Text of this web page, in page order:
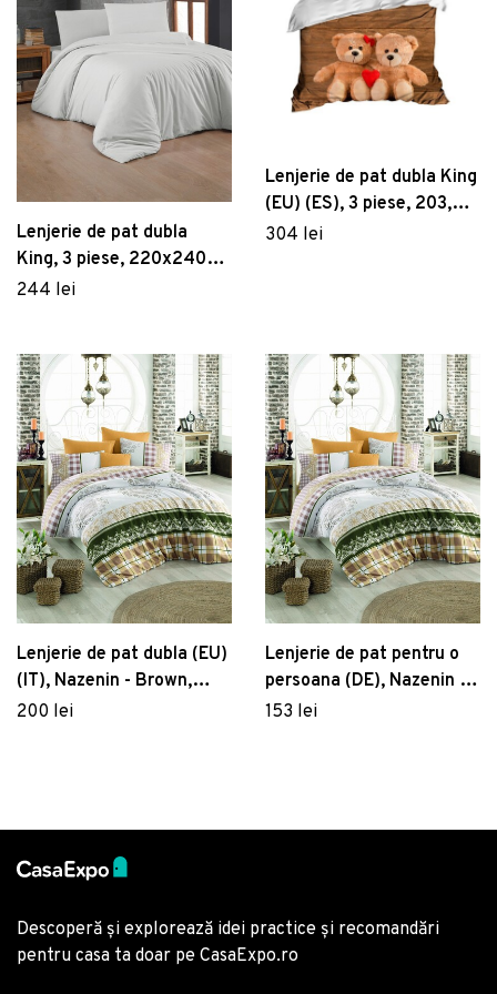
Lenjerie de pat dubla
King, 3 piese, 220x240
cm, 60x60 cm, 100%
244 lei
Lenjerie de pat dubla King
(EU) (ES), 3 piese, 203,
Pearl Home, Poliester
304 lei
Lenjerie de pat dubla (EU)
(IT), Nazenin - Brown,
Pearl Home, Bumbac
200 lei
Lenjerie de pat pentru o
persoana (DE), Nazenin -
Brown, Pearl Home,
153 lei
Descoperă și explorează idei practice și recomandări
pentru casa ta doar pe CasaExpo.ro